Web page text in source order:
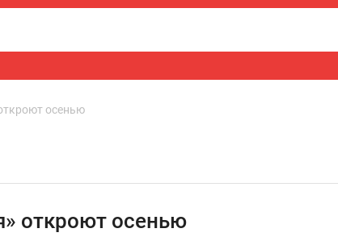
осенью
откроют осенью